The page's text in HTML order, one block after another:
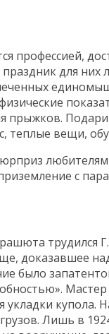
профессией,
для них
прыжков.
теплые вещи,
с
трудился
доказавшее
было
купола.
Лишь в